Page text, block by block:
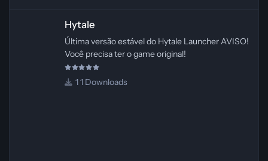
Hytale
Última versão estável do Hytale Launcher AVISO!
Você precisa ter o game original!
1 Downloads